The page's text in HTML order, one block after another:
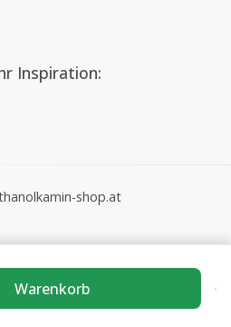
Warenkorb
Inspiration:
shop.at